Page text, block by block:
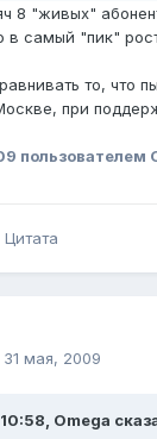
8 "живых"
в самый "пик"
то, что
при
пользователем
Цитата
31 мая, 2009
Omega